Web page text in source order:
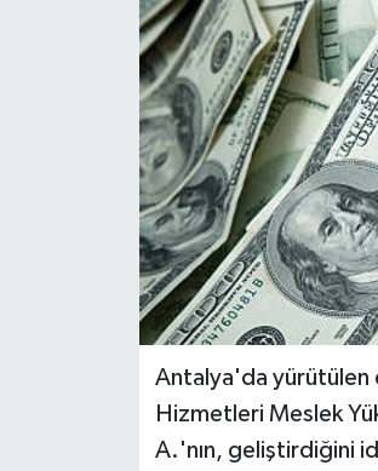
Antalya'da yürütülen
Hizmetleri Meslek
A.'nın, geliştirdiğini
TURİZM
RÖPORTAJ
VİDEO HABERLER
YAZARLAR
RESMİ İLAN
MAGAZİN